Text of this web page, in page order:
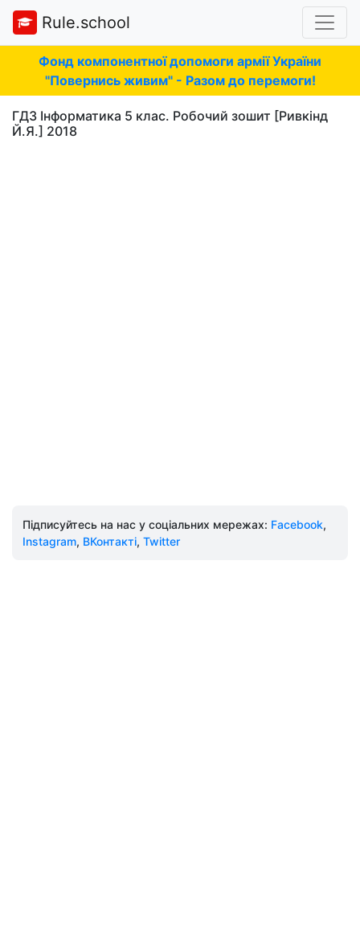
Rule.school
Фонд компонентної допомоги армії України
"Повернись живим" - Разом до перемоги!
ГДЗ Інформатика 5 клас. Робочий зошит [Ривкінд
Й.Я.] 2018
Підписуйтесь на нас у соціальних мережах: Facebook,
Instagram, ВКонтакті, Twitter